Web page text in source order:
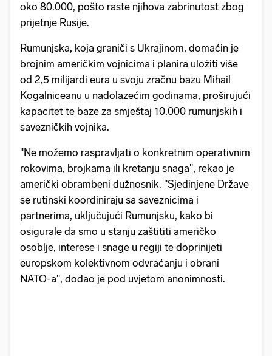
oko 80.000, pošto raste njihova zabrinutost zbog
prijetnje Rusije.
Rumunjska, koja graniči s Ukrajinom, domaćin je
brojnim američkim vojnicima i planira uložiti više
od 2,5 milijardi eura u svoju zračnu bazu Mihail
Kogalniceanu u nadolazećim godinama, proširujući
kapacitet te baze za smještaj 10.000 rumunjskih i
savezničkih vojnika.
"Ne možemo raspravljati o konkretnim operativnim
rokovima, brojkama ili kretanju snaga", rekao je
američki obrambeni dužnosnik. "Sjedinjene Države
se rutinski koordiniraju sa saveznicima i
partnerima, uključujući Rumunjsku, kako bi
osigurale da smo u stanju zaštititi američko
osoblje, interese i snage u regiji te doprinijeti
europskom kolektivnom odvraćanju i obrani
NATO-a", dodao je pod uvjetom anonimnosti.